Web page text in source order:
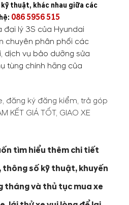
thuật, khác nhau giữa các
086 5956 515
đại lý 3S của Hyundai
chuyên phân phối các
dịch vụ bảo dưỡng sửa
tùng chính hãng của
đăng ký đăng kiểm, trả góp
KẾT GIÁ TỐT, GIAO XE
tìm hiểu thêm chi tiết
thông số kỹ thuật, khuyến
tháng và thủ tục mua xe